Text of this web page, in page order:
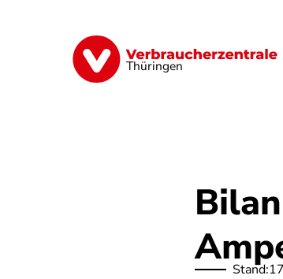
Thüringen
Finanzen Digitales
Stand: